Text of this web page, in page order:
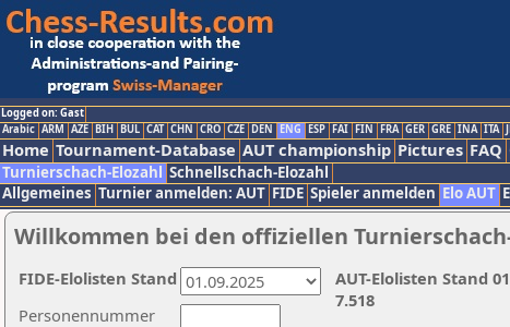
Logged on: Gast
Arabic ARM AZE BIH BUL CAT CHN CRO CZE DEN ENG ESP FAI FIN FRA GER GRE INA ITA
Home Tournament-Database AUT championship Pictures FAQ
Turnierschach-Elozahl Schnellschach-Elozahl
Allgemeines Turnier anmelden: AUT FIDE Spieler anmelden Elo AUT
Willkommen bei den offiziellen
Personennummer
AUT-Elolisten Stand
7.518
FIDE-Elolisten Stand